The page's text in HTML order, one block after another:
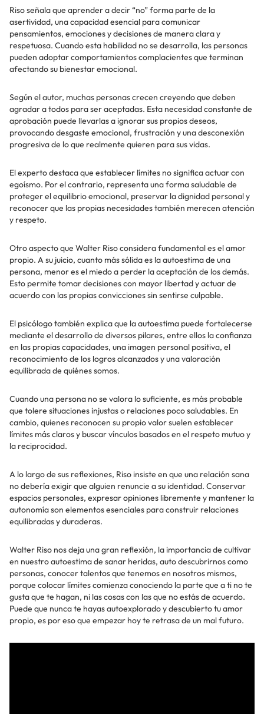
Riso señala que aprender a decir “no” forma parte de la
asertividad, una capacidad esencial para comunicar
pensamientos, emociones y decisiones de manera clara y
respetuosa. Cuando esta habilidad no se desarrolla, las personas
pueden adoptar comportamientos complacientes que terminan
afectando su bienestar emocional.
Según el autor, muchas personas crecen creyendo que deben
agradar a todos para ser aceptadas. Esta necesidad constante de
aprobación puede llevarlas a ignorar sus propios deseos,
provocando desgaste emocional, frustración y una desconexión
progresiva de lo que realmente quieren para sus vidas.
El experto destaca que establecer límites no significa actuar con
egoísmo. Por el contrario, representa una forma saludable de
proteger el equilibrio emocional, preservar la dignidad personal y
reconocer que las propias necesidades también merecen atención
y respeto.
Otro aspecto que Walter Riso considera fundamental es el amor
propio. A su juicio, cuanto más sólida es la autoestima de una
persona, menor es el miedo a perder la aceptación de los demás.
Esto permite tomar decisiones con mayor libertad y actuar de
acuerdo con las propias convicciones sin sentirse culpable.
El psicólogo también explica que la autoestima puede fortalecerse
mediante el desarrollo de diversos pilares, entre ellos la confianza
en las propias capacidades, una imagen personal positiva, el
reconocimiento de los logros alcanzados y una valoración
equilibrada de quiénes somos.
Cuando una persona no se valora lo suficiente, es más probable
que tolere situaciones injustas o relaciones poco saludables. En
cambio, quienes reconocen su propio valor suelen establecer
límites más claros y buscar vínculos basados en el respeto mutuo y
la reciprocidad.
A lo largo de sus reflexiones, Riso insiste en que una relación sana
no debería exigir que alguien renuncie a su identidad. Conservar
espacios personales, expresar opiniones libremente y mantener la
autonomía son elementos esenciales para construir relaciones
equilibradas y duraderas.
Walter Riso nos deja una gran reflexión, la importancia de cultivar
en nuestro autoestima de sanar heridas, auto descubrirnos como
personas, conocer talentos que tenemos en nosotros mismos,
porque colocar límites comienza conociendo la parte que a ti no te
gusta que te hagan, ni las cosas con las que no estás de acuerdo.
Puede que nunca te hayas autoexplorado y descubierto tu amor
propio, es por eso que empezar hoy te retrasa de un mal futuro.